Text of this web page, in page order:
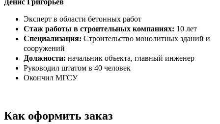
Денис Григорьев
Эксперт в области бетонных работ
Стаж работы в строительных компаниях: 10 лет
Специализация: Строительство монолитных зданий и
сооружений
Должности: начальник объекта, главный инженер
Руководил штатом в 40 человек
Окончил МГСУ
Как оформить заказ